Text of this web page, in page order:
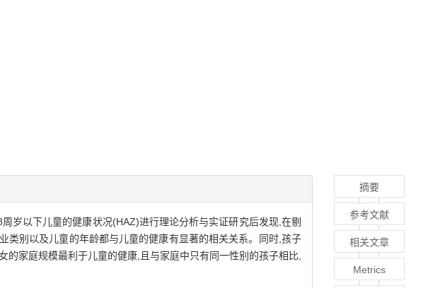
岁以下儿童的健康状况(HAZ)进行理论分析与实证研究后发现,在剔
类别以及儿童的年龄都与儿童的健康有显著的相关关系。同时,孩子
家庭规模最利于儿童的健康,且与家庭中只有同一性别的孩子相比,
摘要
参考文献
相关文章
Metrics